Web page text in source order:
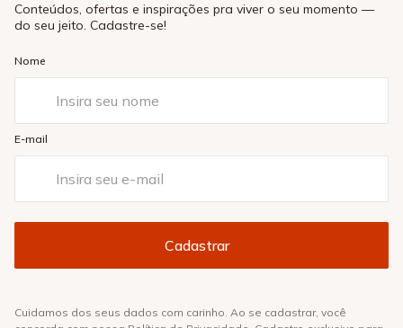
Conteúdos, ofertas e inspirações pra viver o seu momento —
do seu jeito. Cadastre-se!
Nome
E-mail
Cuidamos dos seus dados com carinho. Ao se cadastrar, você